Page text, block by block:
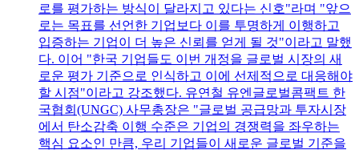
로를 평가하는 방식이 달라지고 있다는 신호"라며 "앞으
로는 목표를 선언한 기업보다 이를 투명하게 이행하고
입증하는 기업이 더 높은 신뢰를 얻게 될 것"이라고 말했
다. 이어 "한국 기업들도 이번 개정을 글로벌 시장의 새
로운 평가 기준으로 인식하고 이에 선제적으로 대응해야
할 시점"이라고 강조했다. 유연철 유엔글로벌콤팩트 한
국협회(UNGC) 사무총장은 "글로벌 공급망과 투자시장
에서 탄소감축 이행 수준은 기업의 경쟁력을 좌우하는
핵심 요소인 만큼, 우리 기업들이 새로운 글로벌 기준을